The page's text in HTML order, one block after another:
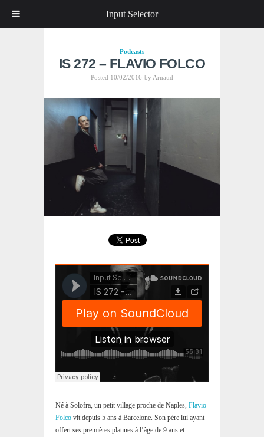
Podcasts
IS 272 – FLAVIO FOLCO
Posted 10/02/2016 by Arnaud
Né à Solofra, un petit village proche de Naples, Flavio
Folco vit depuis 5 ans à Barcelone. Son père lui ayant
offert ses premières platines à l’âge de 9 ans et
Input Selector